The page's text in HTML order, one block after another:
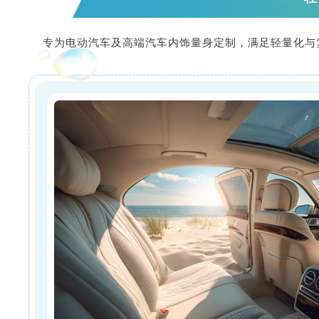
专为电动汽车及高端汽车内饰量身定制，满足轻量化